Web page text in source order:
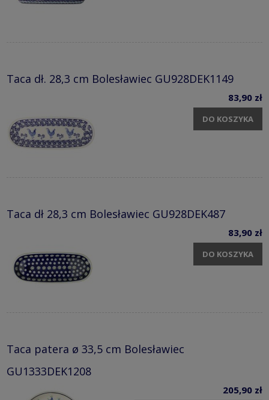
Taca dł. 28,3 cm Bolesławiec GU928DEK1149
83,90 zł
DO KOSZYKA
Taca dł 28,3 cm Bolesławiec GU928DEK487
83,90 zł
DO KOSZYKA
Taca patera ø 33,5 cm Bolesławiec
GU1333DEK1208
205,90 zł